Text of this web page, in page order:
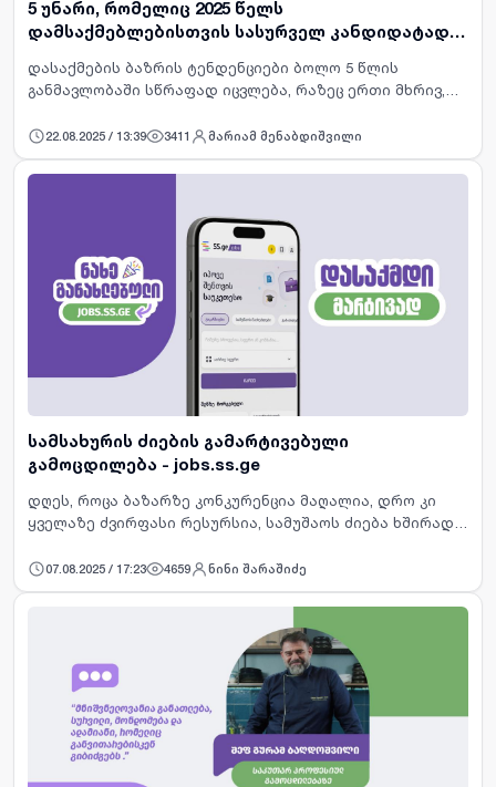
5 უნარი, რომელიც 2025 წელს
დამსაქმებლებისთვის სასურველ კანდიდატად
დასაქმების ბაზრის ტენდენციები ბოლო 5 წლის
განმავლობაში სწრაფად იცვლება, რაზეც ერთი მხრივ,
განვითარება და მეორე მხრივ, პანდემიის შემდეგ
კადრების&nbsp; როტაცია თითქ…
22.08.2025 / 13:39 3411 მარიამ მენაბდიშვილი
სამსახურის ძიების გამარტივებული
გამოცდილება - jobs.ss.ge
დღეს, როცა ბაზარზე კონკურენცია მაღალია, დრო კი
ყველაზე ძვირფასი რესურსია, სამუშაოს ძიება ხშირად
დათვალიერებაა. ხანდახან ეს პროცესი რთული,
გაუმჭვირვალე და არასი…
07.08.2025 / 17:23 4659 ნინი შარაშიძე